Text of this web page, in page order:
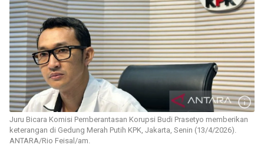
Juru Bicara Komisi Pemberantasan Korupsi Budi Prasetyo memberikan
keterangan di Gedung Merah Putih KPK, Jakarta, Senin (13/4/2026).
ANTARA/Rio Feisal/am.